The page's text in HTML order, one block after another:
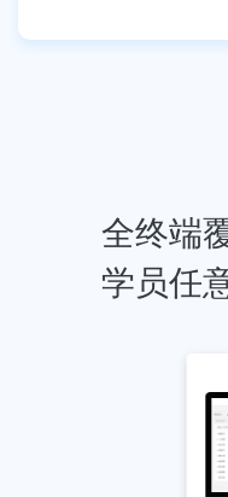
全终端
学员任